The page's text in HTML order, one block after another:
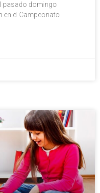
pasado domingo
en el Campeonato